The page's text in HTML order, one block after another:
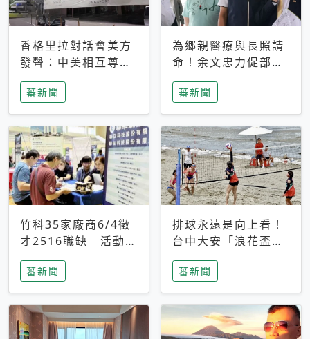
香格里拉對話會美方
發聲：中美相互尊
重、良性溝通事關全
球和平穩定
蕃新聞
為鄉親醫療與長照請
命！余文忠力促部苗
升格「台大苗栗分
院」
蕃新聞
竹科35家廠商6/4徵
才2516職缺 活動當
天完成面試2家廠商
即可參加抽獎
蕃新聞
排球永遠是向上看！
台中大安「浪花盃」
沙排賽今日起跑 烈
日、海風、餐車派對
引爆海線初夏
蕃新聞